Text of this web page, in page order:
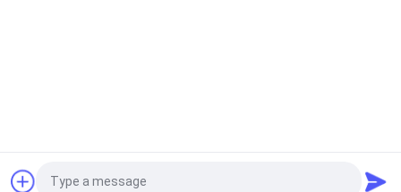
Αίτηση κράτησης